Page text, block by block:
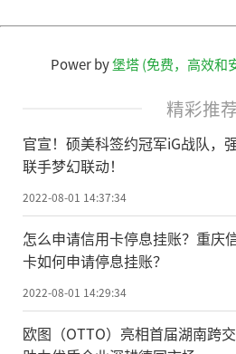
Power by堡塔 (免费，高效和
精彩推
官宣！硕美科签约冠军iG战队，
联手梦幻联动！
2022-08-01 14:37:34
怎么申请信用卡停息挂账？重庆
卡如何申请停息挂账？
2022-08-01 14:29:34
欧图（OTTO）亮相首届湖南跨交